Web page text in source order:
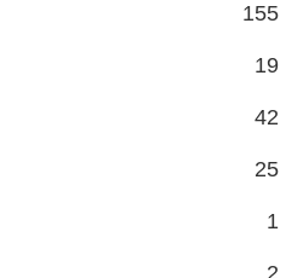
155
19
42
25
1